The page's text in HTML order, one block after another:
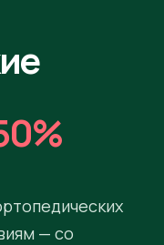
— со